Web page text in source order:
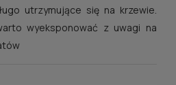
utrzymujące się na krzewie.
wyeksponować z uwagi na